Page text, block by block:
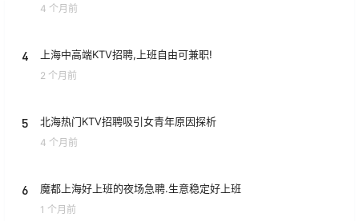
4 个月前
4 上海中高端KTV招聘,上班自由可兼职!
2 个月前
5 北海热门KTV招聘吸引女青年原因探析
4 个月前
6 魔都上海好上班的夜场急聘.生意稳定好上班
1 个月前